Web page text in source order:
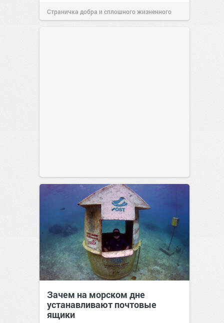
Страничка добра и сплошного жизненного
Зачем на морском дне
устанавливают почтовые
ящики